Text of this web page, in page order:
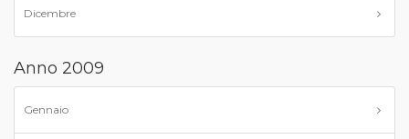
Dicembre
Anno 2009
Gennaio